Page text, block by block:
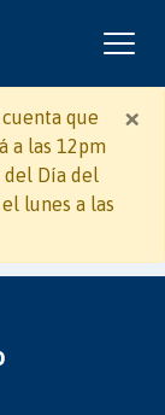
×
que
a las 12pm
del Día del
lunes a las